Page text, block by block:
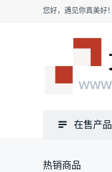
您好，遇见你真美好！
在售产品
热销商品